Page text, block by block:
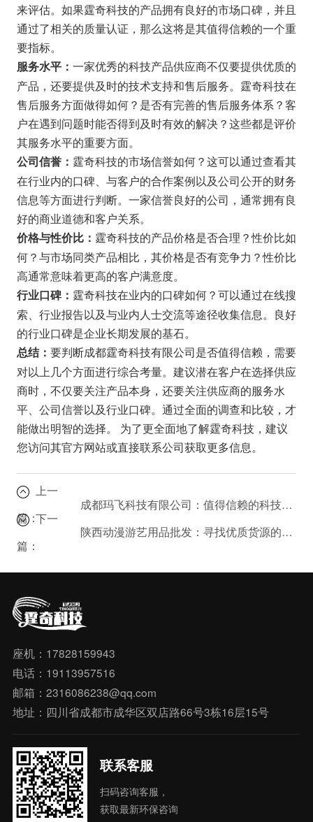
来评估。如果霆奇科技的产品拥有良好的市场口碑，并且
通过了相关的质量认证，那么这将是其值得信赖的一个重
要指标。
服务水平： 一家优秀的科技产品供应商不仅要提供优质的
产品，还要提供及时的技术支持和售后服务。霆奇科技在
售后服务方面做得如何？是否有完善的售后服务体系？客
户在遇到问题时能否得到及时有效的解决？这些都是评价
其服务水平的重要方面。
公司信誉： 霆奇科技的市场信誉如何？这可以通过查看其
在行业内的口碑、与客户的合作案例以及公司公开的财务
信息等方面进行判断。一家信誉良好的公司，通常拥有良
好的商业道德和客户关系。
价格与性价比： 霆奇科技的产品价格是否合理？性价比如
何？与市场同类产品相比，其价格是否有竞争力？性价比
高通常意味着更高的客户满意度。
行业口碑： 霆奇科技在业内的口碑如何？可以通过在线搜
索、行业报告以及与业内人士交流等途径收集信息。良好
的行业口碑是企业长期发展的基石。
总结： 要判断成都霆奇科技有限公司是否值得信赖，需要
对以上几个方面进行综合考量。建议潜在客户在选择供应
商时，不仅要关注产品本身，还要关注供应商的服务水
平、公司信誉以及行业口碑。通过全面的调查和比较，才
能做出明智的选择。 为了更全面地了解霆奇科技，建议
您访问其官方网站或直接联系公司获取更多信息。
上一
篇：
成都玛飞科技有限公司：值得信赖的科技合作伙伴吗？
下一
篇：
陕西动漫游艺用品批发：寻找优质货源的技巧
座机：17828159943
电话：19113957516
邮箱：2316086238@qq.com
地址：四川省成都市成华区双店路66号3栋16层15号
联系客服
扫码咨询客服，
获取最新环保咨询